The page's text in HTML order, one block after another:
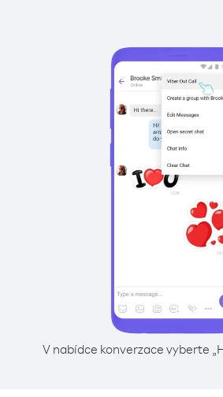
V nabídce konverzace vyberte